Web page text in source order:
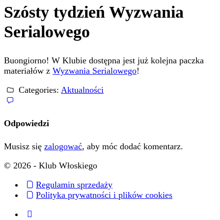
Szósty tydzień Wyzwania
Serialowego
Buongiorno! W Klubie dostępna jest już kolejna paczka
materiałów z Wyzwania Serialowego!
Categories:Aktualności
Odpowiedzi
Musisz się zalogować, aby móc dodać komentarz.
© 2026 - Klub Włoskiego
Regulamin sprzedaży
Polityka prywatności i plików cookies